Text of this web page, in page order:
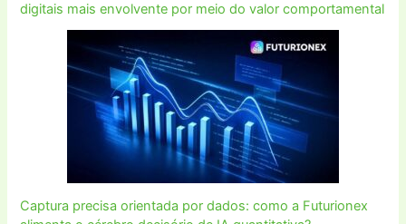
digitais mais envolvente por meio do valor comportamental
Captura precisa orientada por dados: como a Futurionex